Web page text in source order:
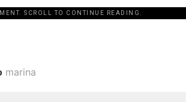
SCROLL TO CONTINUE READING.
marina